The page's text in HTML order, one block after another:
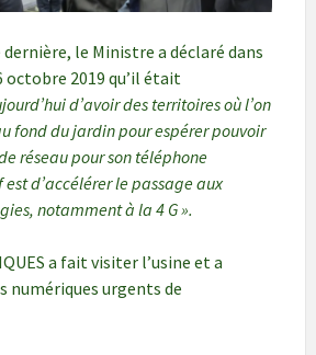
le Ministre a déclaré dans
octobre 2019 qu’il était
d’avoir des territoires où l’on
fond du jardin pour espérer pouvoir
réseau pour son téléphone
d’accélérer le passage aux
notamment à la 4 G ».
a fait visiter l’usine et a
numériques urgents de